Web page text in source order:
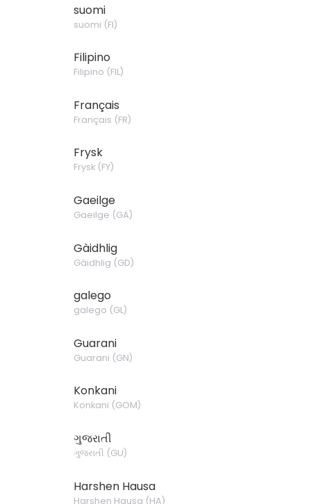
suomi
suomi (FI)
Filipino
Filipino (FIL)
Français
Français (FR)
Frysk
Frysk(FY)
Gaeilge
Gaeilge (GA)
Gàidhlig
Gàidhlig (GD)
galego
galego (GL)
Guarani
Guarani (GN)
Konkani
Konkani (GOM)
ગુજરાતી
ગુજરાતી (GU)
Harshen Hausa
Harshen Hausa (HA)